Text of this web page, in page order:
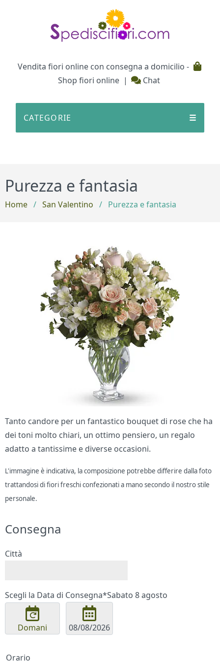
Vendita fiori online con consegna a domicilio -
Shop fiori online | Chat
CATEGORIE ☰
Purezza e fantasia
Home / San Valentino / Purezza e fantasia
Tanto candore per un fantastico bouquet di rose che ha
dei toni molto chiari, un ottimo pensiero, un regalo
adatto a tantissime e diverse occasioni.
L'immagine è indicativa, la composizione potrebbe differire dalla foto
trattandosi di fiori freschi confezionati a mano secondo il nostro stile
personale.
Consegna
Città
Scegli la Data di Consegna*Sabato 8 agosto
Domani
Orario